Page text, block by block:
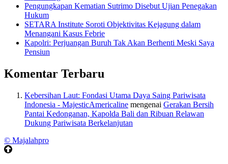
Pengungkapan Kematian Sutrimo Disebut Ujian Penegakan
Hukum
SETARA Institute Soroti Objektivitas Kejagung dalam
Menangani Kasus Febrie
Kapolri: Perjuangan Buruh Tak Akan Berhenti Meski Saya
Pensiun
Komentar Terbaru
Kebersihan Laut: Fondasi Utama Daya Saing Pariwisata
Indonesia - MajesticAmericaline mengenai Gerakan Bersih
Pantai Kedonganan, Kapolda Bali dan Ribuan Relawan
Dukung Pariwisata Berkelanjutan
© Majalahpro